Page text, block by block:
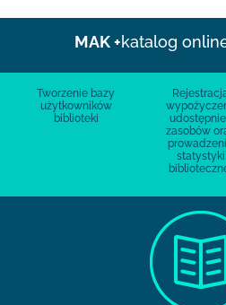
MAK +katalog
Tworzenie bazy
użytkowników
biblioteki
zasobów
statystyki